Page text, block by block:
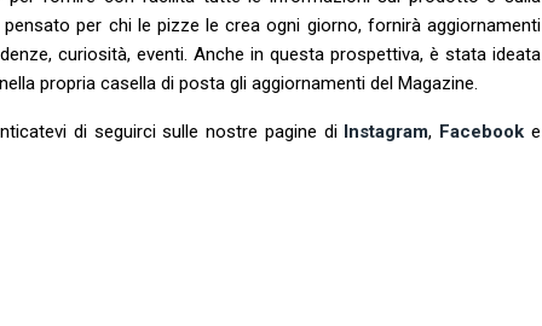
per chi le pizze le crea ogni giorno, fornirà aggiornamenti
curiosità, eventi. Anche in questa prospettiva, è stata ideata
propria casella di posta gli aggiornamenti del Magazine.
di seguirci sulle nostre pagine di Instagram, Facebook e